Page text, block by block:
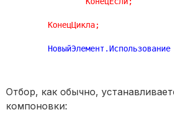
КонецЦикла;
Отбор, как обычно,
компоновки: